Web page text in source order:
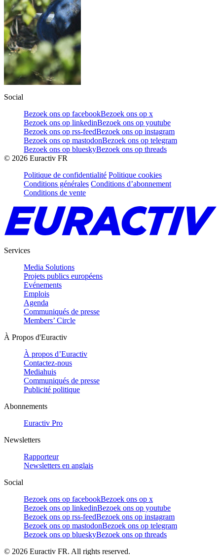
Social
Bezoek ons op facebookBezoek ons op x
Bezoek ons op linkedinBezoek ons op youtube
Bezoek ons op rss-feedBezoek ons op instagram
Bezoek ons op mastodonBezoek ons op telegram
Bezoek ons op blueskyBezoek ons op threads
© 2026 Euractiv FR
Politique de confidentialité Politique cookies
Conditions générales Conditions d’abonnement
Conditions de vente
Services
Media Solutions
Projets publics européens
Evénements
Emplois
Agenda
Communiqués de presse
Members’ Circle
À Propos d'Euractiv
À propos d’Euractiv
Contactez-nous
Mediahuis
Communiqués de presse
Publicité politique
Abonnements
Euractiv Pro
Newsletters
Rapporteur
Newsletters en anglais
Social
Bezoek ons op facebookBezoek ons op x
Bezoek ons op linkedinBezoek ons op youtube
Bezoek ons op rss-feedBezoek ons op instagram
Bezoek ons op mastodonBezoek ons op telegram
Bezoek ons op blueskyBezoek ons op threads
© 2026 Euractiv FR. All rights reserved.